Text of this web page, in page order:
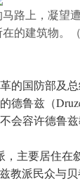
路上，凝望
的建筑物。
的国防部及
德鲁兹（
会容许德鲁
主要居住在
教派民众与